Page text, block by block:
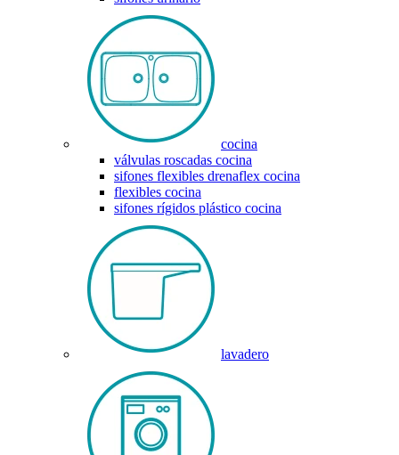
cocina
válvulas roscadas cocina
sifones flexibles drenaflex cocina
flexibles cocina
sifones rígidos plástico cocina
lavadero